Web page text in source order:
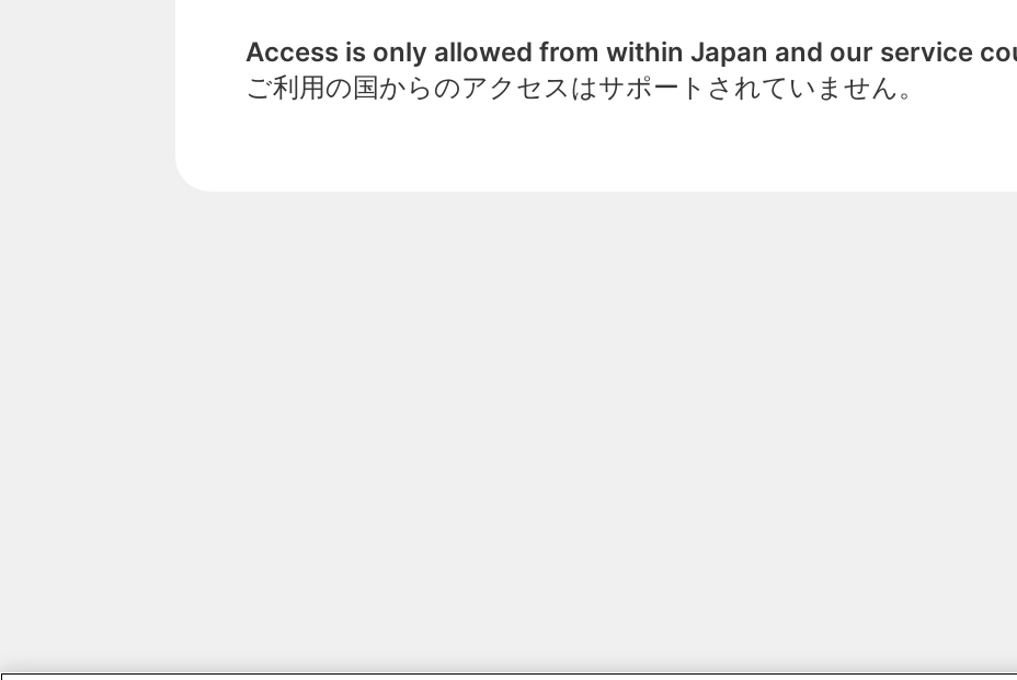
Access is only allowed from within Japan and our service
ご利用の国からのアクセスはサポートされていません。